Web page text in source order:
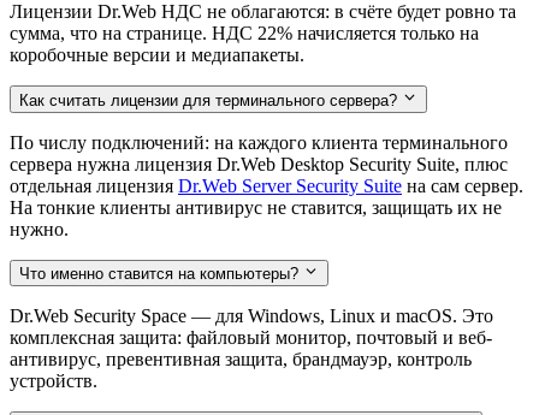
Лицензии Dr.Web НДС не облагаются: в счёте будет ровно та
сумма, что на странице. НДС 22% начисляется только на
коробочные версии и медиапакеты.
Как считать лицензии для терминального сервера?
По числу подключений: на каждого клиента терминального
сервера нужна лицензия Dr.Web Desktop Security Suite, плюс
отдельная лицензия Dr.Web Server Security Suite на сам сервер.
На тонкие клиенты антивирус не ставится, защищать их не
нужно.
Что именно ставится на компьютеры?
Dr.Web Security Space — для Windows, Linux и macOS. Это
комплексная защита: файловый монитор, почтовый и веб-
антивирус, превентивная защита, брандмауэр, контроль
устройств.